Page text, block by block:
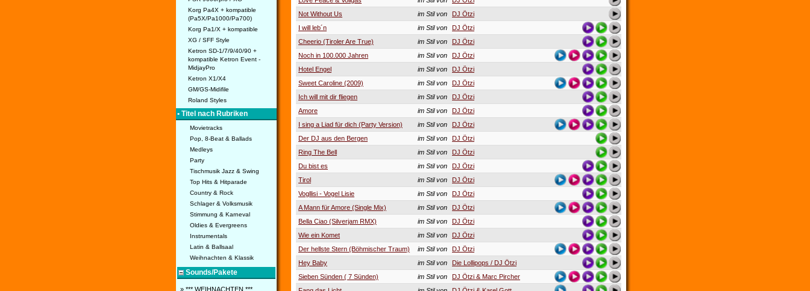
Korg Pa4X + kompatible
(Pa5X/Pa1000/Pa700)
Korg Pa1/X + kompatible
XG / SFF Style
Ketron SD-1/7/9/40/90 +
kompatible Ketron Event -
MidjayPro
Ketron X1/X4
GM/GS-Midifile
Roland Styles
• Titel nach Rubriken
Movietracks
Pop, 8-Beat & Ballads
Medleys
Party
Tischmusik Jazz & Swing
Top Hits & Hitparade
Country & Rock
Schlager & Volksmusik
Stimmung & Karneval
Oldies & Evergreens
Instrumentals
Latin & Ballsaal
Weihnachten & Klassik
Sounds/Pakete
» *** WEIHNACHTEN ***
Not Without Us
im Stil von
DJ Ötzi
I will leb´n
im Stil von
DJ Ötzi
Cheerio (Tiroler Are True)
im Stil von
DJ Ötzi
Noch in 100.000 Jahren
im Stil von
DJ Ötzi
Hotel Engel
im Stil von
DJ Ötzi
Sweet Caroline (2009)
im Stil von
DJ Ötzi
Ich will mit dir fliegen
im Stil von
DJ Ötzi
Amore
im Stil von
DJ Ötzi
I sing a Liad für dich (Party Version)
im Stil von
DJ Ötzi
Der DJ aus den Bergen
im Stil von
DJ Ötzi
Ring The Bell
im Stil von
DJ Ötzi
Du bist es
im Stil von
DJ Ötzi
Tirol
im Stil von
DJ Ötzi
Vogllisi - Vogel Lisie
im Stil von
DJ Ötzi
A Mann für Amore (Single Mix)
im Stil von
DJ Ötzi
Bella Ciao (Silverjam RMX)
im Stil von
DJ Ötzi
Wie ein Komet
im Stil von
DJ Ötzi
Der hellste Stern (Böhmischer Traum)
im Stil von
DJ Ötzi
Hey Baby
im Stil von
Die Lollipops / DJ Ötzi
Sieben Sünden ( 7 Sünden)
im Stil von
DJ Ötzi & Marc Pircher